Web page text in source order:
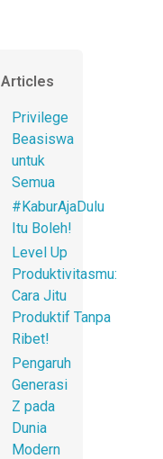
Articles
Privilege
Beasiswa
untuk
Semua
#KaburAjaDulu
Itu Boleh!
Level Up
Produktivitasmu:
Cara Jitu
Produktif Tanpa
Ribet!
Pengaruh
Generasi
Z pada
Dunia
Modern